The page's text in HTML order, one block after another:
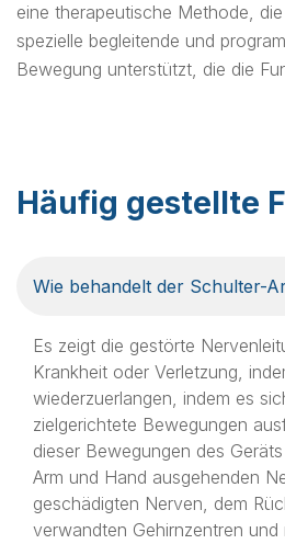
eine therapeutische Methode,
spezielle begleitende und
Bewegung unterstützt, die die
Häufig gestellte
Wie behandelt der Schulter-
Es zeigt die gestörte
Krankheit oder Verletzung,
wiederzuerlangen, indem es
zielgerichtete Bewegungen
dieser Bewegungen des
Arm und Hand ausgehenden
geschädigten Nerven, dem
verwandten Gehirnzentren und